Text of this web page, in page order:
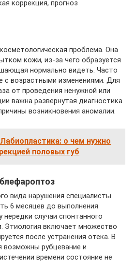
коррекция, прогноз
проблема. Она
кожи, из-за чего образуется
нормально видеть. Часто
с возрастными изменениями. Для
от проведения ненужной или
важна развернутая диагностика.
возникновения аномалии.
Лабиопластика: о чем нужно
половых губ
вида нарушения специалисты
6 месяцев до выполнения
нередки случаи спонтанного
Этиология включает множество
после устранения отека. В
возможны рубцевание и
времени состояние не